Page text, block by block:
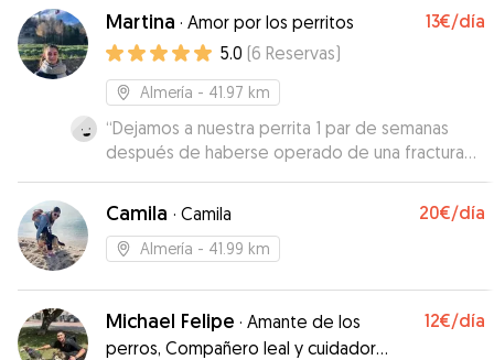
Martina · Amor por los perritos 13€/día
5.0 (6 Reservas)
Almería - 41.97 km
“Dejamos a nuestra perrita 1 par de semanas
después de haberse operado de una fractura
en la pata y no nos podemos alegrar más. Le ha
dado su medicación, la ha sacado según las
necesidades de nuestra perrita y le ha dado
muchos mimos. Estamos muy contentos y
Camila · Camila 20€/día
Almería - 41.99 km
Michael Felipe · Amante de los
perros, Compañero leal y cuidador
12€/día